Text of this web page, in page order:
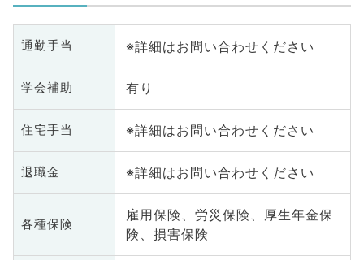
通勤手当 ※詳細はお問い合わせください
学会補助 有り
住宅手当 ※詳細はお問い合わせください
退職金 ※詳細はお問い合わせください
各種保険
雇用保険、労災保険、厚生年金保
険、損害保険